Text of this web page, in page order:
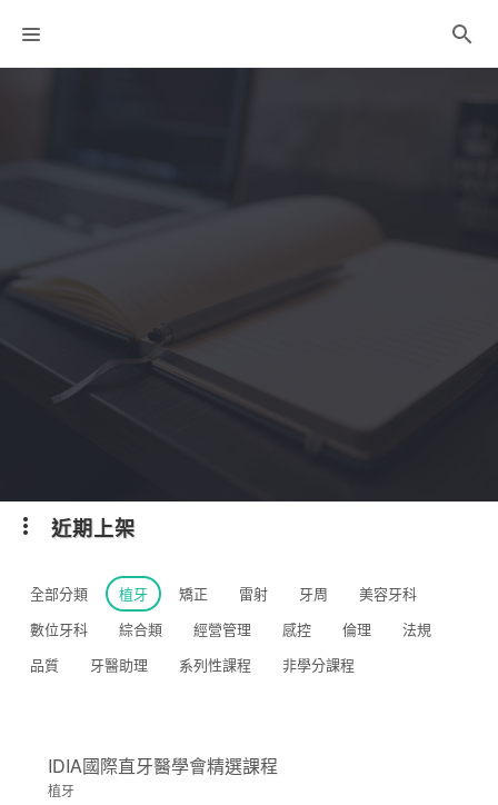
近期上架
全部分類 植牙 矯正 雷射 牙周
美容牙科
數位牙科
綜合類 經營管理 感控 倫理
法規
品質
牙醫助理 系列性課程 非學分課程
IDIA國際直牙醫學會精選課程
植牙